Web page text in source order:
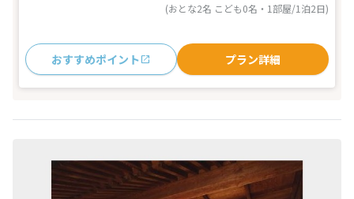
(おとな2名 こども0名・1部屋/1泊2日)
おすすめポイント プラン詳細